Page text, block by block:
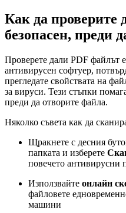
Как да проверите
безопасен, преди
Проверете дали PDF файлът
антивирусен софтуер,
прегледате свойствата на
за вируси. Тези стъпки
преди да отворите файла.
Няколко съвета как да
Щракнете с десния
папката и изберете
повечето антивирусни
Използвайте онлайн
файловете
машини